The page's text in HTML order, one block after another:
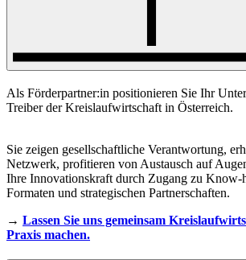
Als Förderpartner:in positionieren Sie Ihr
Treiber der Kreislaufwirtschaft in Österreich.
Sie zeigen gesellschaftliche Verantwortung,
Netzwerk, profitieren von Austausch auf
Ihre Innovationskraft durch Zugang zu Know-
Formaten und strategischen Partnerschaften.
→ Lassen Sie uns gemeinsam
Praxis machen.